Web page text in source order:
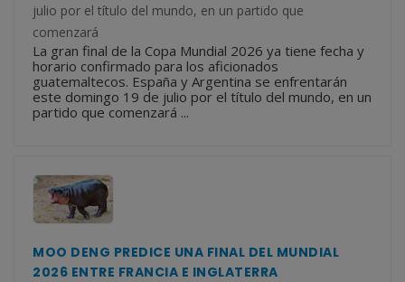
julio por el título del mundo, en un partido que
comenzará
La gran final de la Copa Mundial 2026 ya tiene fecha y
horario confirmado para los aficionados
guatemaltecos. España y Argentina se enfrentarán
este domingo 19 de julio por el título del mundo, en un
partido que comenzará ...
MOO DENG PREDICE UNA FINAL DEL MUNDIAL
2026 ENTRE FRANCIA E INGLATERRA